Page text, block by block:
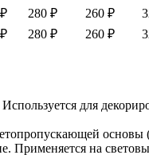
280 ₽ 260 ₽
280 ₽ 260 ₽
для
основы
Применяется на